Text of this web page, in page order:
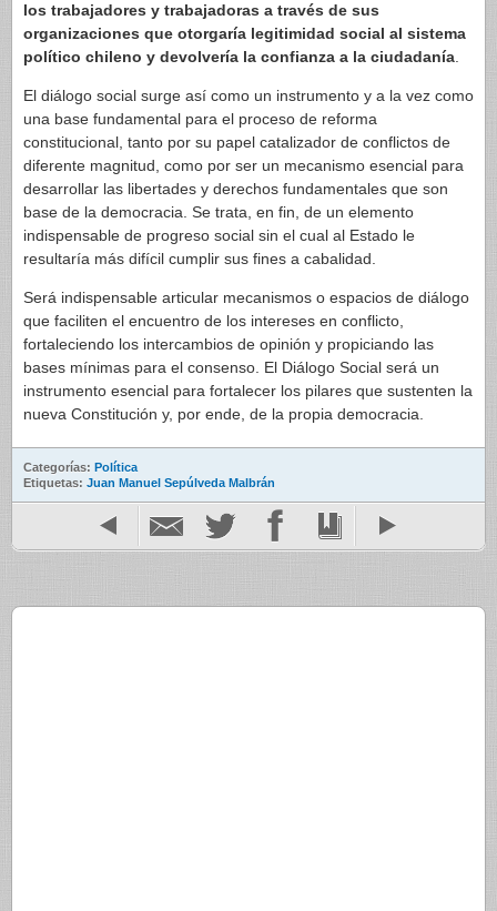
los trabajadores y trabajadoras a través de sus
organizaciones que otorgaría legitimidad social al sistema
político chileno y devolvería la confianza a la ciudadanía
El diálogo social surge así como un instrumento y a la vez como
una base fundamental para el proceso de reforma
constitucional, tanto por su papel catalizador de conflictos de
diferente magnitud, como por ser un mecanismo esencial para
desarrollar las libertades y derechos fundamentales que son
base de la democracia. Se trata, en fin, de un elemento
indispensable de progreso social sin el cual al Estado le
resultaría más difícil cumplir sus fines a cabalidad.
Será indispensable articular mecanismos o espacios de diálogo
que faciliten el encuentro de los intereses en conflicto,
fortaleciendo los intercambios de opinión y propiciando las
bases mínimas para el consenso. El Diálogo Social será un
instrumento esencial para fortalecer los pilares que sustenten la
nueva Constitución y, por ende, de la propia democracia.
Categorías: Política
Etiquetas: Juan Manuel Sepúlveda Malbrán